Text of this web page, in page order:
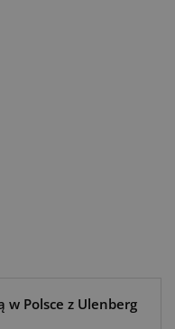
w Polsce z Ulenberg